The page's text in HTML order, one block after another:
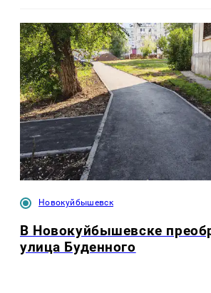
Новокуйбышевск
В Новокуйбышевске
улица Буденного